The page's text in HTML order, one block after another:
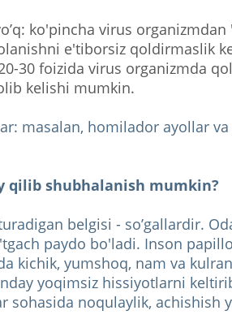
ko'pincha virus
e'tiborsiz qoldirmaslik
30 foizida virus organizmda
kelishi mumkin.
masalan, homilador ayollar va
qilib shubhalanish mumkin?
belgisi - so’gallardir.
paydo bo'ladi. Inson
kichik, yumshoq, nam va
yoqimsiz hissiyotlarni
sohasida noqulaylik, achishish